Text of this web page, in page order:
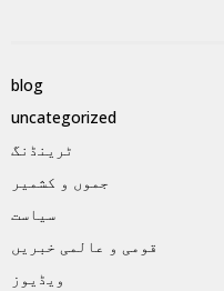
blog
uncategorized
ٹرینڈنگ
جموں و کشمیر
سیاست
قومی و عالمی خبریں
ویڈیوز